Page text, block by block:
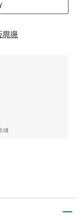
周邊